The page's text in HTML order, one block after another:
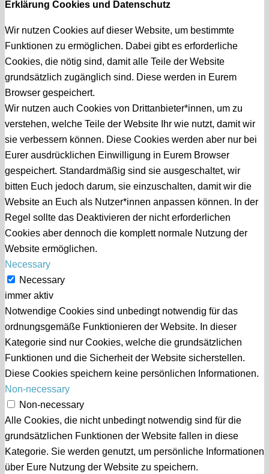
Erklärung Cookies und Datenschutz
Wir nutzen Cookies auf dieser Website, um bestimmte
Funktionen zu ermöglichen. Dabei gibt es erforderliche
Cookies, die nötig sind, damit alle Teile der Website
grundsätzlich zugänglich sind. Diese werden in Eurem
Browser gespeichert.
Wir nutzen auch Cookies von Drittanbieter*innen, um zu
verstehen, welche Teile der Website Ihr wie nutzt, damit wir
sie verbessern können. Diese Cookies werden aber nur bei
Eurer ausdrücklichen Einwilligung in Eurem Browser
gespeichert. Standardmäßig sind sie ausgeschaltet, wir
bitten Euch jedoch darum, sie einzuschalten, damit wir die
Website an Euch als Nutzer*innen anpassen können. In der
Regel sollte das Deaktivieren der nicht erforderlichen
Cookies aber dennoch die komplett normale Nutzung der
Website ermöglichen.
Necessary
Necessary
immer aktiv
Notwendige Cookies sind unbedingt notwendig für das
ordnungsgemäße Funktionieren der Website. In dieser
Kategorie sind nur Cookies, welche die grundsätzlichen
Funktionen und die Sicherheit der Website sicherstellen.
Diese Cookies speichern keine persönlichen Informationen.
Non-necessary
Non-necessary
Alle Cookies, die nicht unbedingt notwendig sind für die
grundsätzlichen Funktionen der Website fallen in diese
Kategorie. Sie werden genutzt, um persönliche Informationen
über Eure Nutzung der Website zu speichern.